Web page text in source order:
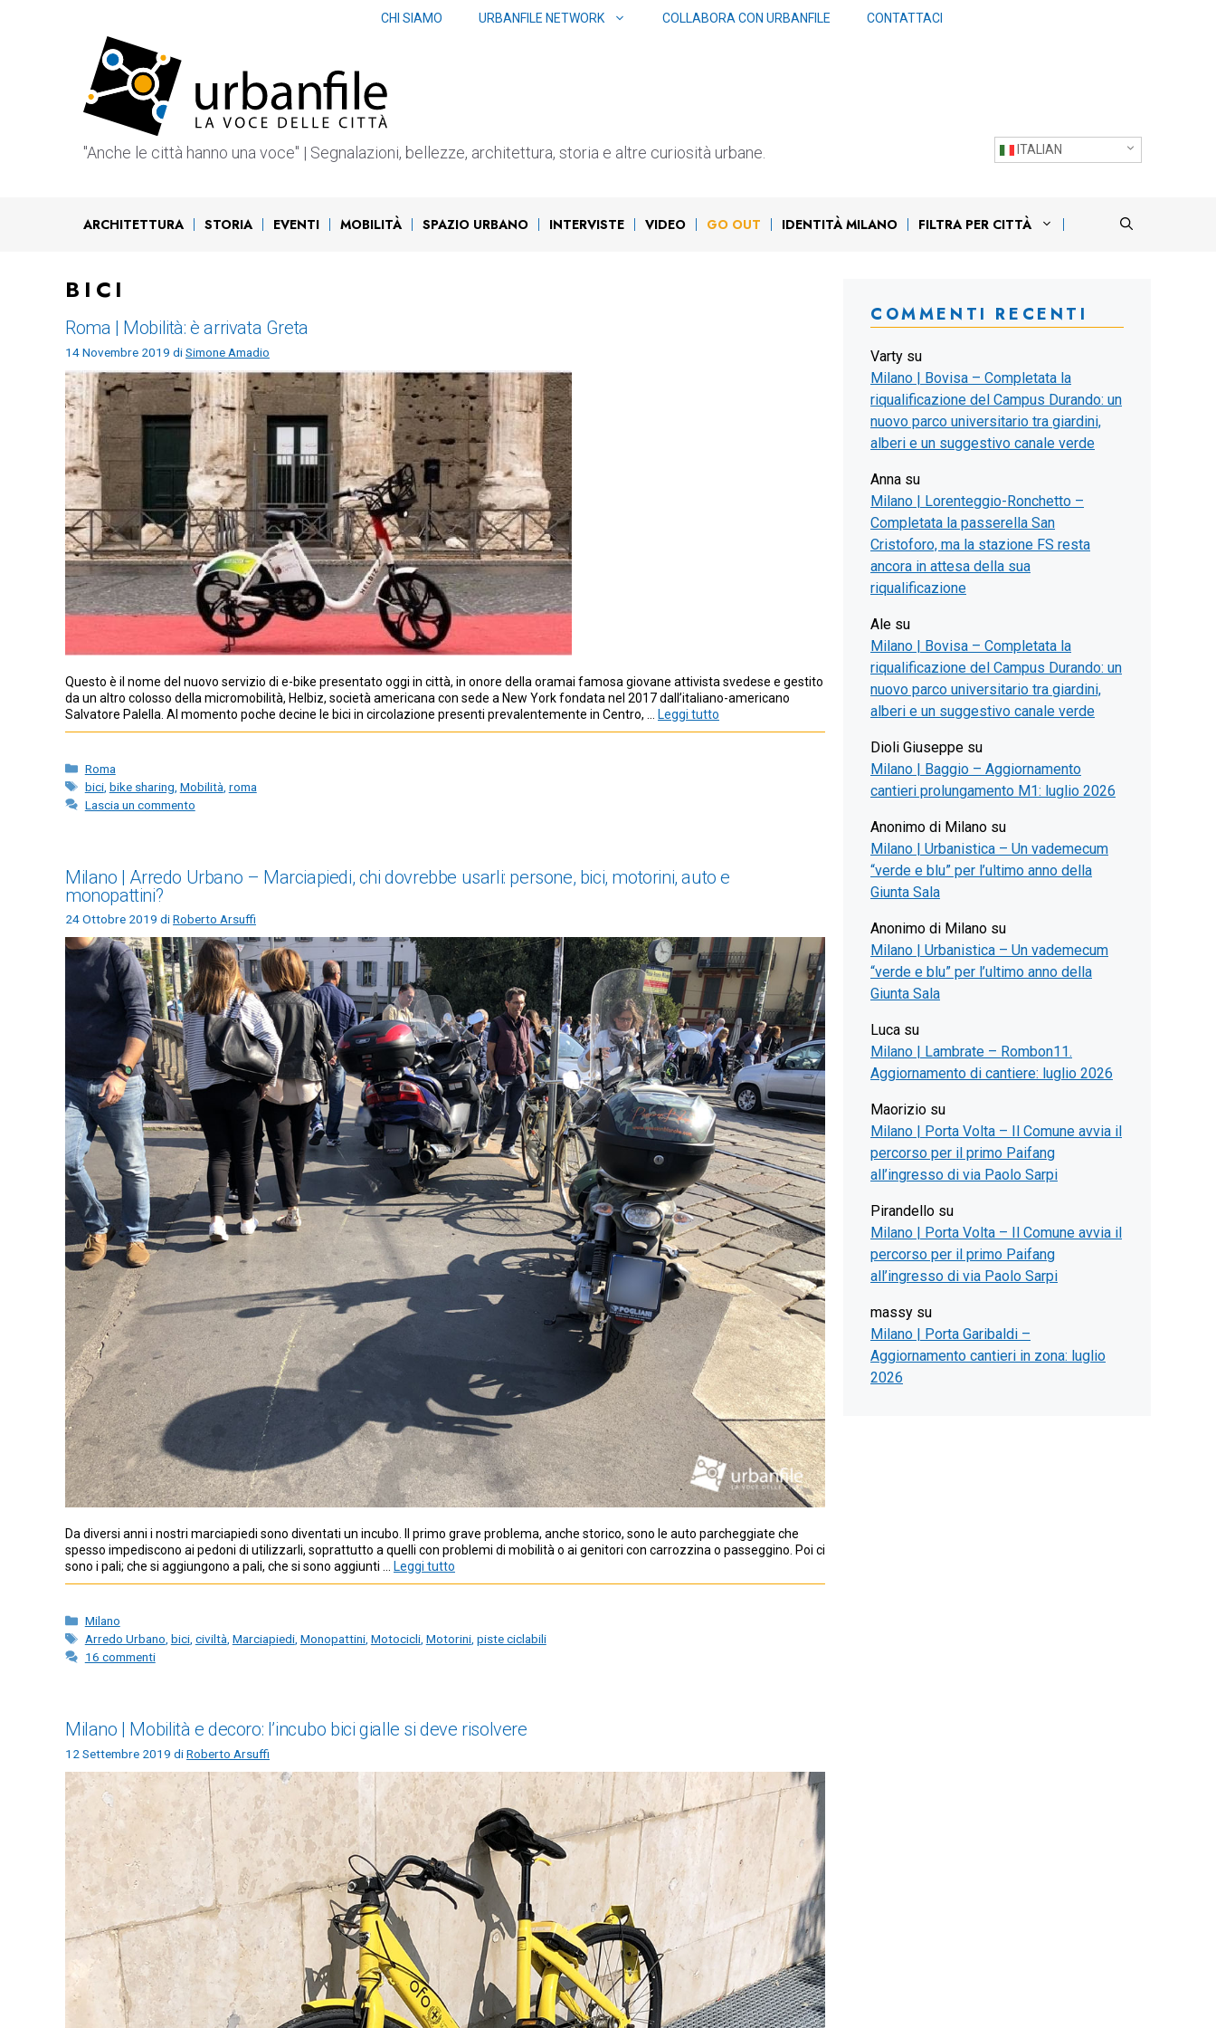
CHI SIAMO URBANFILE NETWORK COLLABORA CON URBANFILE CONTATTACI
ITALIAN
"Anche le città hanno una voce" | Segnalazioni, bellezze, architettura, storia e altre curiosità urbane.
ARCHITETTURA STORIA EVENTI MOBILITÀ SPAZIO URBANO INTERVISTE VIDEO GO OUT IDENTITÀ MILANO FILTRA PER CITTÀ
BICI
Roma | Mobilità: è arrivata Greta
14 Novembre 2019 diSimone Amadio
Questo è il nome del nuovo servizio di e-bike presentato oggi in città, in onore della oramai famosa giovane attivista svedese e gestito
da un altro colosso della micromobilità, Helbiz, società americana con sede a New York fondata nel 2017 dall’italiano-americano
Salvatore Palella. Al momento poche decine le bici in circolazione presenti prevalentemente in Centro, … Leggi tutto
Categorie
Roma
Tag
bici, bike sharing Mobilità roma
Lascia un commento
Milano | Arredo Urbano – Marciapiedi, chi dovrebbe usarli: persone, bici, motorini, auto e
monopattini?
24 Ottobre 2019 diRoberto Arsuffi
Da diversi anni i nostri marciapiedi sono diventati un incubo. Il primo grave problema, anche storico, sono le auto parcheggiate che
spesso impediscono ai pedoni di utilizzarli, soprattutto a quelli con problemi di mobilità o ai genitori con carrozzina o passeggino. Poi ci
sono i pali; che si aggiungono a pali, che si sono aggiunti …
Leggi tutto
Categorie
Milano
Tag
Arredo Urbano bici, civiltà Marciapiedi, Monopattini, Motocicli, Motorini, piste ciclabili
16 commenti
Milano | Mobilità e decoro: l’incubo bici gialle si deve risolvere
12 Settembre 2019 diRoberto Arsuffi
COMMENTI RECENTI
Varty su
Milano | Bovisa – Completata la
riqualificazione del Campus Durando: un
nuovo parco universitario tra giardini,
alberi e un suggestivo canale verde
Anna su
Milano | Lorenteggio-Ronchetto –
Completata la passerella San
Cristoforo, ma la stazione FS resta
ancora in attesa della sua
riqualificazione
Ale su
Milano | Bovisa – Completata la
riqualificazione del Campus Durando: un
nuovo parco universitario tra giardini,
alberi e un suggestivo canale verde
Dioli Giuseppe su
Milano | Baggio – Aggiornamento
cantieri prolungamento M1: luglio 2026
Anonimo di Milano su
Milano | Urbanistica – Un vademecum
“verde e blu” per l’ultimo anno della
Giunta Sala
Anonimo di Milano su
Milano | Urbanistica – Un vademecum
“verde e blu” per l’ultimo anno della
Giunta Sala
Luca su
Milano | Lambrate – Rombon11.
Aggiornamento di cantiere: luglio 2026
Maorizio su
Milano | Porta Volta – Il Comune avvia il
percorso per il primo Paifang
all’ingresso di via Paolo Sarpi
Pirandello su
Milano | Porta Volta – Il Comune avvia il
percorso per il primo Paifang
all’ingresso di via Paolo Sarpi
massy su
Milano | Porta Garibaldi –
Aggiornamento cantieri in zona: luglio
2026